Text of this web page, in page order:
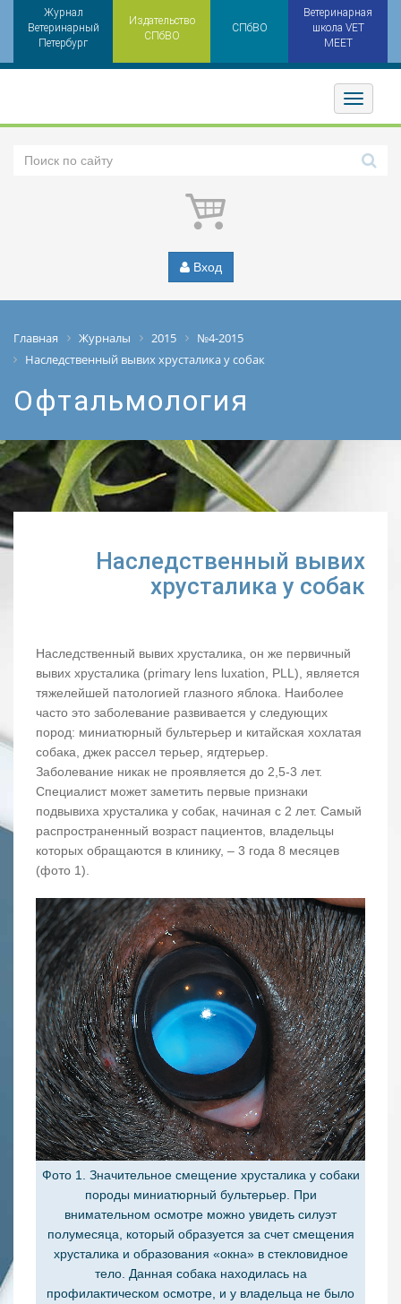
Журнал
Ветеринарный
Петербург
Издательство
СПбВО
СПбВО
Ветеринарная
школа VET
MEET
Toggler
Вход
Главная Журналы 2015
№4-2015
Наследственный вывих хрусталика у собак
Офтальмология
Наследственный вывих
хрусталика у собак
Наследственный вывих хрусталика, он же первичный
вывих хрусталика (primary lens luxation, PLL), является
тяжелейшей патологией глазного яблока. Наиболее
часто это заболевание развивается у следующих
пород: миниатюрный бультерьер и китайская хохлатая
собака, джек рассел терьер, ягдтерьер.
Заболевание никак не проявляется до 2,5-3 лет.
Специалист может заметить первые признаки
подвывиха хрусталика у собак, начиная с 2 лет. Самый
распространенный возраст пациентов, владельцы
которых обращаются в клинику, – 3 года 8 месяцев
(фото 1).
Фото 1. Значительное смещение хрусталика у собаки
породы миниатюрный бультерьер. При
внимательном осмотре можно увидеть силуэт
полумесяца, который образуется за счет смещения
хрусталика и образования «окна» в стекловидное
тело. Данная собака находилась на
профилактическом осмотре, и у владельца не было